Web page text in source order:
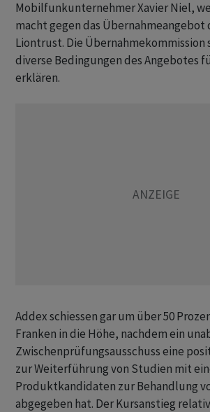
Mobilfunkunternehmer Xavier Niel,
macht gegen das
Liontrust. Die Übernahmekommission
diverse Bedingungen des Angebotes
erklären.
Addex schiessen gar um über 50
Franken in die Höhe, nachdem ein
Zwischenprüfungsausschuss eine
zur Weiterführung von Studien mit
Produktkandidaten zur Behandlung
abgegeben hat. Der Kursanstieg